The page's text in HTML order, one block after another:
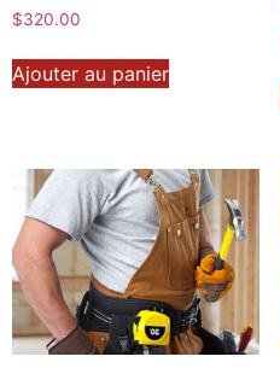
$320.00
Ajouter au panier